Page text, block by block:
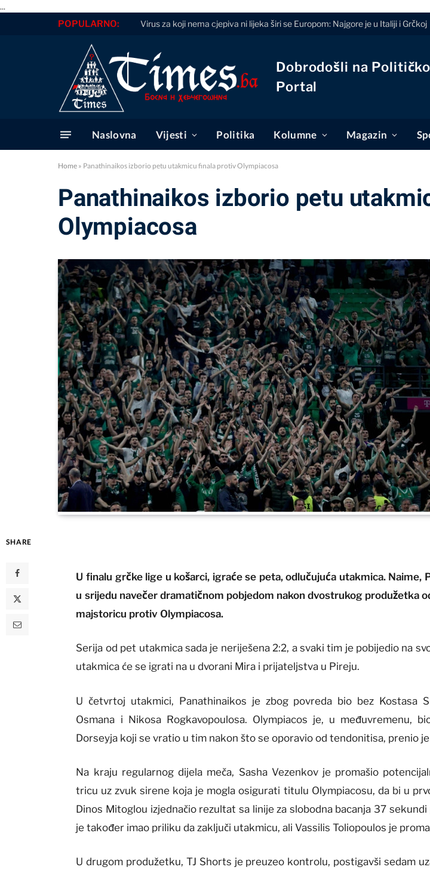
...
POPULARNO: Virus za koji nema cjepiva ni lijeka širi se Europom: Najgore je u Italiji i Grčkoj
Dobrodošli na
Portal
Naslovna Vijesti Politika Kolumne Magazin
Home » Panathinaikos izborio petu utakmicu finala protiv Olympiacosa
Panathinaikos izborio petu
Olympiacosa
SHARE
U finalu grčke lige u košarci, igraće se peta, odlučujuća utakmica. Naime,
u srijedu navečer dramatičnom pobjedom nakon dvostrukog produžetka
majstoricu protiv Olympiacosa.
Serija od pet utakmica sada je neriješena 2:2, a svaki tim je pobijedio na
utakmica će se igrati na u dvorani Mira i prijateljstva u Pireju.
U četvrtoj utakmici, Panathinaikos je zbog povreda bio bez Kostasa
Osmana i Nikosa Rogkavopoulosa. Olympiacos je, u međuvremenu,
Dorseyja koji se vratio u tim nakon što se oporavio od tendonitisa, prenio
Na kraju regularnog dijela meča, Sasha Vezenkov je promašio
tricu uz zvuk sirene koja je mogla osigurati titulu Olympiacosu, da bi u
Dinos Mitoglou izjednačio rezultat sa linije za slobodna bacanja 37 sekundi
je također imao priliku da zaključi utakmicu, ali Vassilis Toliopoulos je
U drugom produžetku, TJ Shorts je preuzeo kontrolu, postigavši ​​sedam